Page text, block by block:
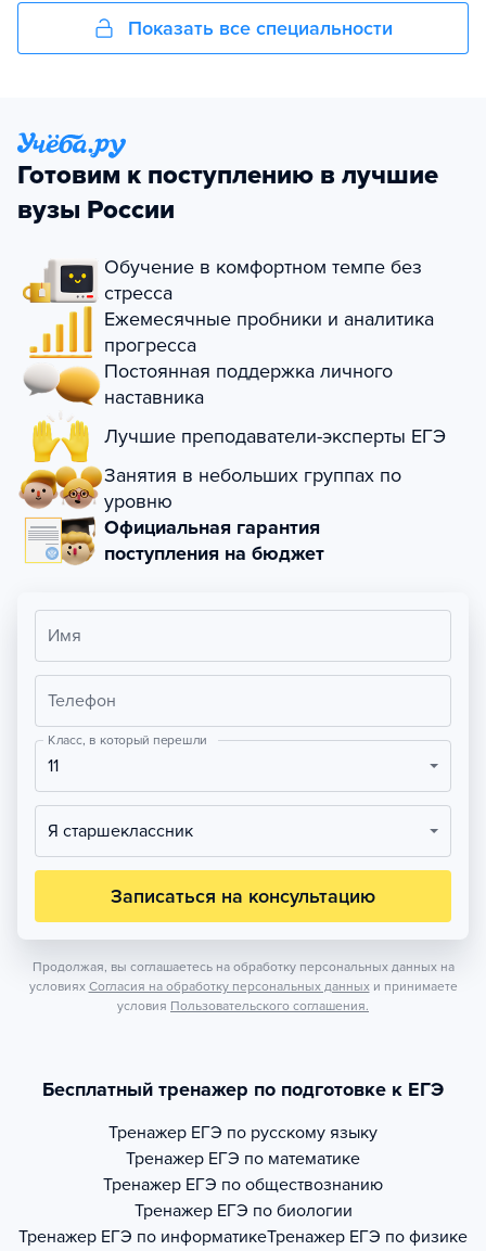
Показать все специальности
Готовим к поступлению в лучшие
вузы России
Обучение в комфортном темпе без
стресса
Ежемесячные пробники и аналитика
прогресса
Постоянная поддержка личного
наставника
Лучшие преподаватели-эксперты ЕГЭ
Занятия в небольших группах по
уровню
Официальная гарантия
поступления на бюджет
Имя
Телефон
Класс, в который перешли
11
Я старшеклассник
Записаться на консультацию
Продолжая, вы соглашаетесь на обработку персональных данных на
условиях Согласия на обработку персональных данных и принимаете
условия Пользовательского соглашения.
Бесплатный тренажер по подготовке к ЕГЭ
Тренажер ЕГЭ по русскому языку
Тренажер ЕГЭ по математике
Тренажер ЕГЭ по обществознанию
Тренажер ЕГЭ по биологии
Тренажер ЕГЭ по информатикеТренажер ЕГЭ по физике